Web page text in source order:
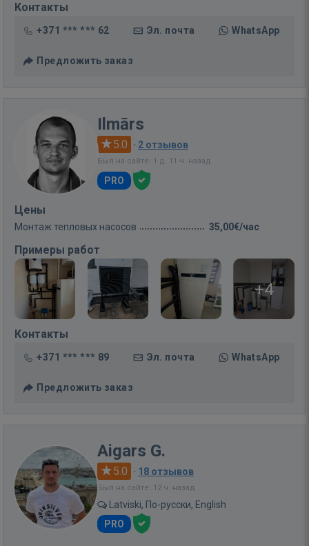
Контакты
+371 *** *** 62 Эл. почта WhatsApp
Предложить заказ
Ilmārs
5.0 · 2 отзывов
Был на сайте: 1 д. 11 ч. назад
PRO
Цены
Монтаж тепловых насосов 35,00€/час
Примеры работ
+4
Контакты
+371 *** *** 89 Эл. почта WhatsApp
Предложить заказ
Aigars G.
5.0 · 18 отзывов
Был на сайте: 12 ч. назад
Latviski, По-русски, English
PRO